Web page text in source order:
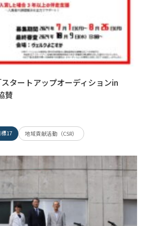
タートアップオーディションin
賛
17 地域貢献活動（CSR）